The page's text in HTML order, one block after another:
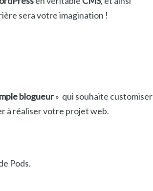
sera votre imagination !
blogueur» qui souhaite customiser
à réaliser votre projet web.
Pods.